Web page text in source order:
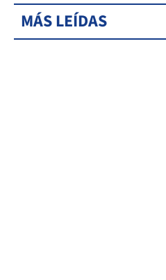
MÁS LEÍDAS